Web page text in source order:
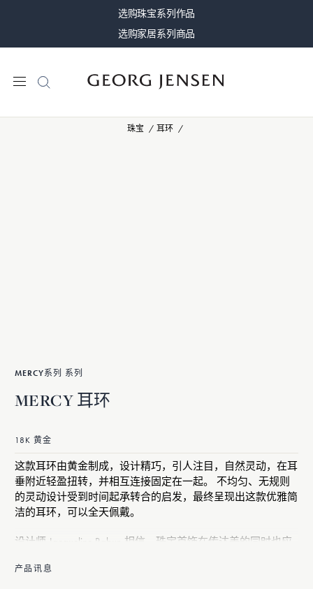
选购珠宝系列作品
选购家居系列商品
珠宝 耳环
MERCY系列 系列
MERCY 耳环
18K 黄金
这款耳环由黄金制成，设计精巧，引人注目，自然灵动，在耳
垂附近轻盈扭转，并相互连接固定在一起。 不均匀、无规则
的灵动设计受到时间起承转合的启发，最终呈现出这款优雅简
洁的耳环，可以全天佩戴。
设计师 Jacqueline Rabun 相信，珠宝首饰在传达美的同时也应
材时间的流逝，作品感性、有机、灵动。
产品讯息